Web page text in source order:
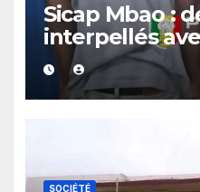
Sicap Mbao :
interpellés
d’un contrôle
un bar
SOCIÉTÉ